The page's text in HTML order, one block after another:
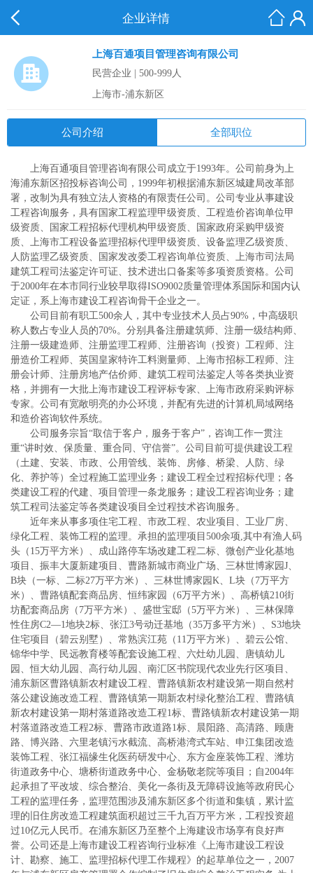
企业详情
上海百通项目管理咨询有限公司
民营企业 | 500-999人
上海市-浦东新区
公司介绍 全部职位
上海百通项目管理咨询有限公司成立于1993年。公司前身为上
海浦东新区招投标咨询公司，1999年初根据浦东新区城建局改革部
署，改制为具有独立法人资格的有限责任公司。公司专业从事建设
工程咨询服务，具有国家工程监理甲级资质、工程造价咨询单位甲
级资质、国家工程招标代理机构甲级资质、国家政府采购甲级资
质、上海市工程设备监理招标代理甲级资质、设备监理乙级资质、
人防监理乙级资质、国家发改委工程咨询单位资质、上海市司法局
建筑工程司法鉴定许可证、技术进出口备案等多项资质资格。公司
于2000年在本市同行业较早取得ISO9002质量管理体系国际和国内认
定证，系上海市建设工程咨询骨干企业之一。
公司目前有职工500余人，其中专业技术人员占90%，中高级职
称人数占专业人员的70%。分别具备注册建筑师、注册一级结构师、
注册一级建造师、注册监理工程师、注册咨询（投资）工程师、注
册造价工程师、英国皇家特许工料测量师、上海市招标工程师、注
册会计师、注册房地产估价师、建筑工程司法鉴定人等各类执业资
格，并拥有一大批上海市建设工程评标专家、上海市政府采购评标
专家。公司有宽敞明亮的办公环境，并配有先进的计算机局域网络
和造价咨询软件系统。
公司服务宗旨“取信于客户，服务于客户”，咨询工作一贯注
重“讲时效、保质量、重合同、守信誉”。公司目前可提供建设工程
（土建、安装、市政、公用管线、装饰、房修、桥梁、人防、绿
化、养护等）全过程施工监理业务；建设工程全过程招标代理；各
类建设工程的代建、项目管理一条龙服务；建设工程咨询业务；建
筑工程司法鉴定等各类建设项目全过程技术咨询服务。
近年来从事多项住宅工程、市政工程、农业项目、工业厂房、
绿化工程、装饰工程的监理。承担的监理项目500余项,其中有渔人码
头（15万平方米）、成山路停车场改建工程二标、微创产业化基地
项目、振丰大厦新建项目、曹路新城市商业广场、三林世博家园J、
B块（一标、二标27万平方米）、三林世博家园K、L块（7万平方
米）、曹路镇配套商品房、恒纬家园（6万平方米）、高桥镇210街
坊配套商品房（7万平方米）、盛世宝邸（5万平方米）、三林保障
性住房C2—1地块2标、张江3号动迁基地（35万多平方米）、S3地块
住宅项目（碧云别墅）、常熟滨江苑（11万平方米）、碧云公馆、
锦华中学、民远教育楼等配套设施工程、六灶幼儿园、唐镇幼儿
园、恒大幼儿园、高行幼儿园、南汇区书院现代农业先行区项目、
浦东新区曹路镇新农村建设工程、曹路镇新农村建设第一期自然村
落公建设施改造工程、曹路镇第一期新农村绿化整治工程、曹路镇
新农村建设第一期村落道路改造工程1标、曹路镇新农村建设第一期
村落道路改造工程2标、曹路市政道路1标、晨阳路、高清路、顾唐
路、博兴路、六里老镇污水截流、高桥港湾式车站、申江集团改造
装饰工程、张江福缘生化医药研发中心、东方金座装饰工程、潍坊
街道政务中心、塘桥街道政务中心、金杨敬老院等项目；自2004年
起承担了平改坡、综合整治、美化一条街及无障碍设施等政府民心
工程的监理任务，监理范围涉及浦东新区多个街道和集镇，累计监
理的旧住房改造工程建筑面积超过三千九百万平方米，工程投资超
过10亿元人民币。在浦东新区乃至整个上海建设市场享有良好声
誉。公司还是上海市建设工程咨询行业标准《上海市建设工程设
计、勘察、施工、监理招标代理工作规程》的起草单位之一，2007